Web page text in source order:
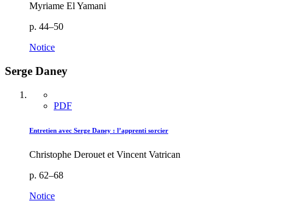
Myriame El Yamani
p. 44–50
Notice
Serge Daney
PDF
Entretien avec Serge Daney : l’apprenti sorcier
Christophe Derouet et Vincent Vatrican
p. 62–68
Notice